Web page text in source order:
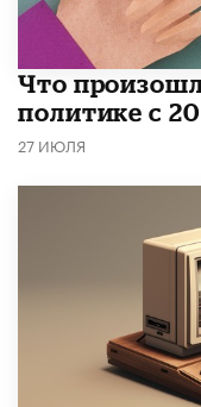
​Что
политике с
27 ИЮЛЯ